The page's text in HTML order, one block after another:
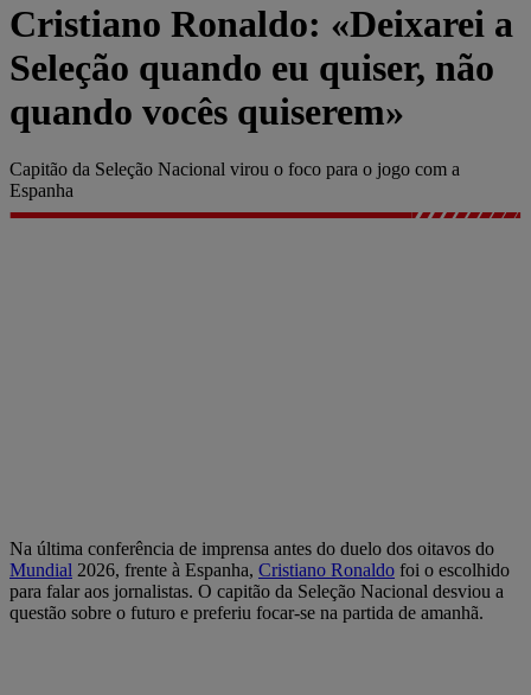
Cristiano Ronaldo: «Deixarei a
Seleção quando eu quiser, não
quando vocês quiserem»
Capitão da Seleção Nacional virou o foco para o jogo com a
Espanha
Na última conferência de imprensa antes do duelo dos oitavos do
Mundial 2026, frente à Espanha, Cristiano Ronaldo foi o escolhido
para falar aos jornalistas. O capitão da Seleção Nacional desviou a
questão sobre o futuro e preferiu focar-se na partida de amanhã.